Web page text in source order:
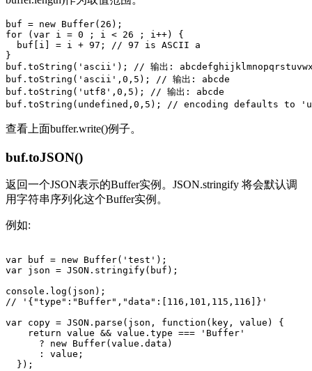
buf = new Buffer(26);
for (var i = 0 ; i < 26 ; i++) {
  buf[i] = i + 97; // 97 is ASCII a
}
buf.toString('ascii'); // 输出:
buf.toString('ascii',0,5); // 输出: abcde
buf.toString('utf8',0,5); // 输出: abcde
查看上面buffer.write()例子。
buf.toJSON()
返回一个JSON表示的Buffer实例。JSON.stringify 将会默认调
用字符串序列化这个Buffer实例。
例如:
var buf = new Buffer('test');
var json = JSON.stringify(buf);
console.log(json);
// '{"type":"Buffer","data":[116,101,115,116]}'
var copy = JSON.parse(json, function(key, value) {
    return value && value.type === 'Buffer'
      ? new Buffer(value.data)
      : value;
  });